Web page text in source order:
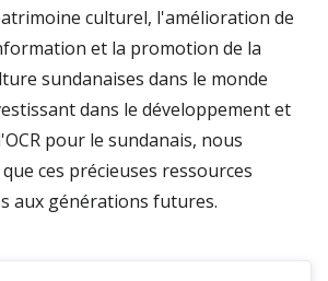
culturel, l'amélioration de
et la promotion de la
sundanaises dans le monde
dans le développement et
pour le sundanais, nous
ces précieuses ressources
aux générations futures.